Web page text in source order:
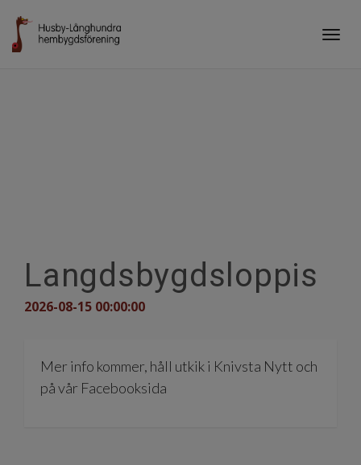
Langdsbygdsloppis
2026-08-15 00:00:00
Mer info kommer, håll utkik i Knivsta Nytt och
på vår Facebooksida